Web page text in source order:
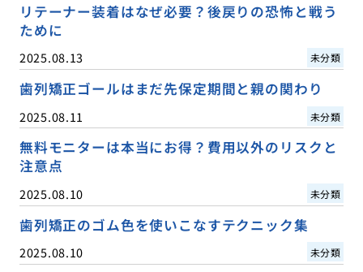
リテーナー装着はなぜ必要？後戻りの恐怖と戦う
ために
2025.08.13 未分類
歯列矯正ゴールはまだ先保定期間と親の関わり
2025.08.11 未分類
無料モニターは本当にお得？費用以外のリスクと
注意点
2025.08.10 未分類
歯列矯正のゴム色を使いこなすテクニック集
2025.08.10 未分類